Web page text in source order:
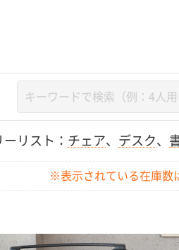
リスト： チェア、 デスク、
※表示されている在庫数